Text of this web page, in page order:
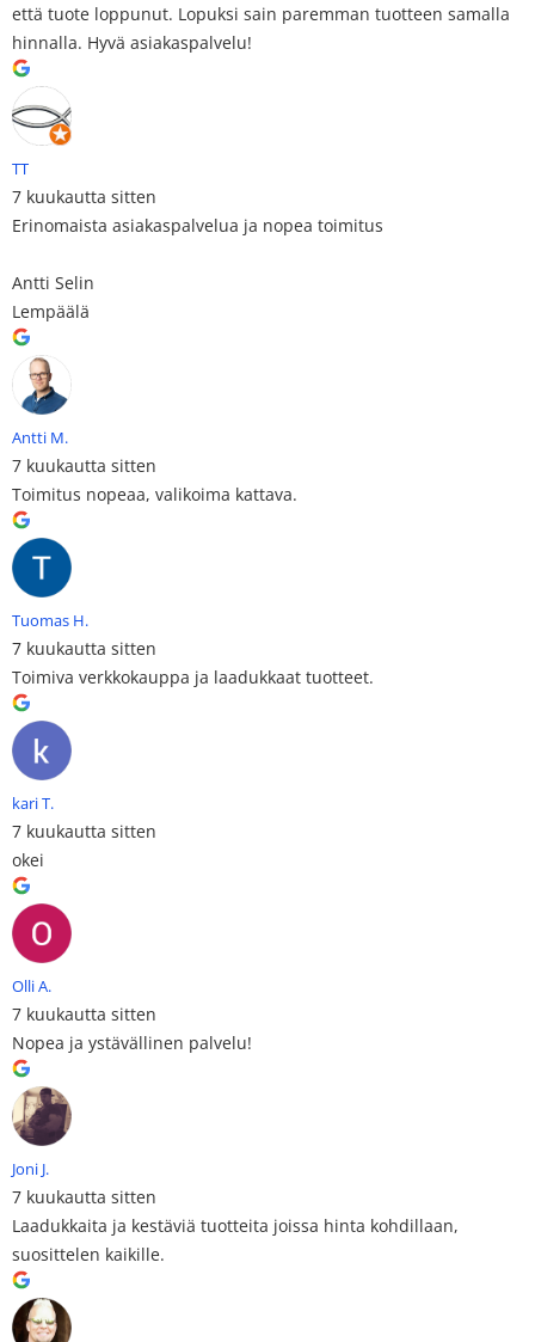
että tuote loppunut. Lopuksi sain paremman tuotteen samalla
hinnalla. Hyvä asiakaspalvelu!
TT
7 kuukautta sitten
Erinomaista asiakaspalvelua ja nopea toimitus
Antti Selin
Lempäälä
Antti M.
7 kuukautta sitten
Toimitus nopeaa, valikoima kattava.
Tuomas H.
7 kuukautta sitten
Toimiva verkkokauppa ja laadukkaat tuotteet.
kari T.
7 kuukautta sitten
okei
Olli A.
7 kuukautta sitten
Nopea ja ystävällinen palvelu!
Joni J.
7 kuukautta sitten
Laadukkaita ja kestäviä tuotteita joissa hinta kohdillaan,
suosittelen kaikille.